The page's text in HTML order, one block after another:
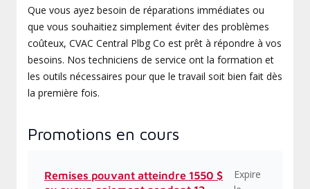
Que vous ayez besoin de réparations immédiates ou
que vous souhaitiez simplement éviter des problèmes
coûteux, CVAC Central Plbg Co est prêt à répondre à vos
besoins. Nos techniciens de service ont la formation et
les outils nécessaires pour que le travail soit bien fait dès
la première fois.
Promotions en cours
Remises pouvant atteindre 1550 $
Expire